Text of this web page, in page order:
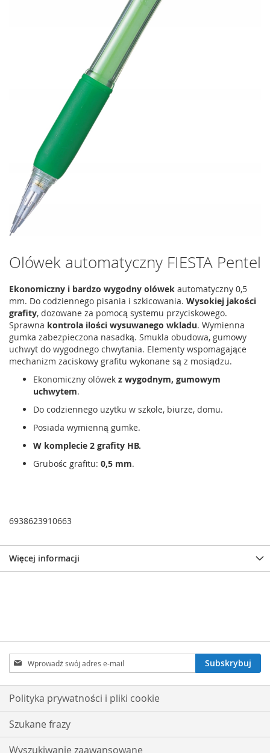
Olówek automatyczny FIESTA Pentel
Ekonomiczny i bardzo wygodny olówek automatyczny 0,5
mm. Do codziennego pisania i szkicowania. Wysokiej jakości
grafity, dozowane za pomocą systemu przyciskowego.
Sprawna kontrola ilości wysuwanego wkladu. Wymienna
gumka zabezpieczona nasadką. Smukla obudowa, gumowy
uchwyt do wygodnego chwytania. Elementy wspomagające
mechanizm zaciskowy grafitu wykonane są z mosiądzu.
Ekonomiczny olówek z wygodnym, gumowym
uchwytem.
Do codziennego uzytku w szkole, biurze, domu.
Posiada wymienną gumke.
W komplecie 2 grafity HB.
Grubośc grafitu: 0,5 mm.
6938623910663
Więcej informacji
Subskrybuj
nasz
newsletter:
Subskrybuj
Polityka prywatności i pliki cookie
Szukane frazy
Wyszukiwanie zaawansowane